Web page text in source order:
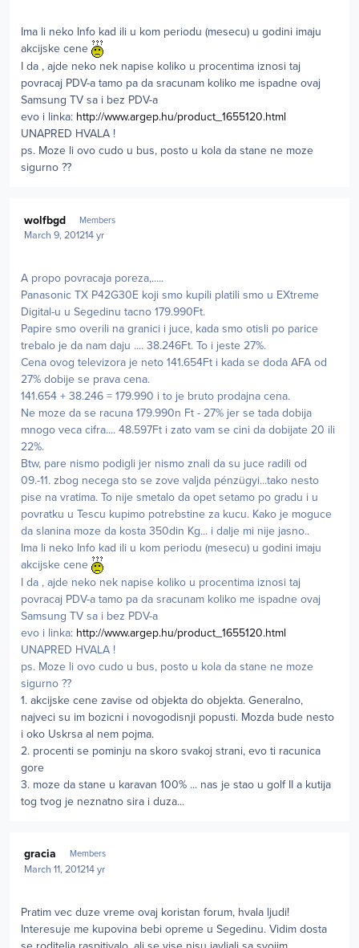
Ima li neko Info kad ili u kom periodu (mesecu) u godini imaju
akcijske cene
I da , ajde neko nek napise koliko u procentima iznosi taj
povracaj PDV-a tamo pa da sracunam koliko me ispadne ovaj
Samsung TV sa i bez PDV-a
evo i linka: http://www.argep.hu/product_1655120.html
UNAPRED HVALA !
ps. Moze li ovo cudo u bus, posto u kola da stane ne moze
sigurno ??
wolfbgd Members
March 9, 201214 yr
A propo povracaja poreza,.....
Panasonic TX P42G30E koji smo kupili platili smo u EXtreme
Digital-u u Segedinu tacno 179.990Ft.
Papire smo overili na granici i juce, kada smo otisli po parice
trebalo je da nam daju .... 38.246Ft. To i jeste 27%.
Cena ovog televizora je neto 141.654Ft i kada se doda AFA od
27% dobije se prava cena.
141.654 + 38.246 = 179.990 i to je bruto prodajna cena.
Ne moze da se racuna 179.990n Ft - 27% jer se tada dobija
mnogo veca cifra.... 48.597Ft i zato vam se cini da dobijate 20 ili
22%.
Btw, pare nismo podigli jer nismo znali da su juce radili od
09.-11. zbog necega sto se zove valjda pénzügyi...tako nesto
pise na vratima. To nije smetalo da opet setamo po gradu i u
povratku u Tescu kupimo potrebstine za kucu. Kako je moguce
da slanina moze da kosta 350din Kg... i dalje mi nije jasno..
Ima li neko Info kad ili u kom periodu (mesecu) u godini imaju
akcijske cene
I da , ajde neko nek napise koliko u procentima iznosi taj
povracaj PDV-a tamo pa da sracunam koliko me ispadne ovaj
Samsung TV sa i bez PDV-a
evo i linka: http://www.argep.hu/product_1655120.html
UNAPRED HVALA !
ps. Moze li ovo cudo u bus, posto u kola da stane ne moze
sigurno ??
1. akcijske cene zavise od objekta do objekta. Generalno,
najveci su im bozicni i novogodisnji popusti. Mozda bude nesto
i oko Uskrsa al nem pojma.
2. procenti se pominju na skoro svakoj strani, evo ti racunica
gore
3. moze da stane u karavan 100% ... nas je stao u golf II a kutija
tog tvog je neznatno sira i duza...
gracia Members
March 11, 201214 yr
Pratim vec duze vreme ovaj koristan forum, hvala ljudi!
Interesuje me kupovina bebi opreme u Segedinu. Vidim dosta